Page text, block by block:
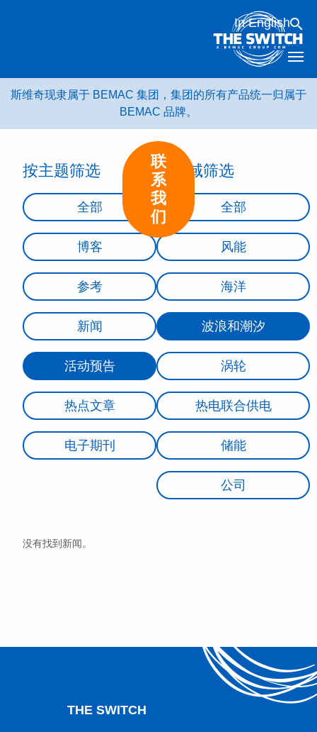
容
联
系
我
们
In English
斯维奇现隶属于 BEMAC 集团，集团的所有产品统一归属于
BEMAC 品牌。
按主题筛选
全部
博客
参考
新闻
活动预告
热点文章
电子期刊
按领域筛选
全部
风能
海洋
波浪和潮汐
涡轮
热电联合供电
储能
公司
没有找到新闻。
THE SWITCH